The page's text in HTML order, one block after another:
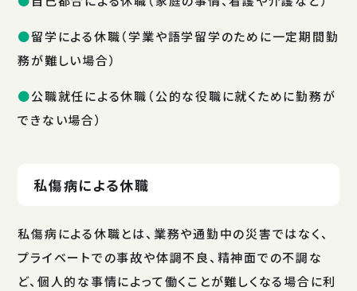
留学による休職（学業や語学留学のために一定期間勤
務が難しい場合）
公職就任による休職（公的な役職に就くために勤務が
できない場合）
私傷病による休職
私傷病による休職とは、業務や通勤中の災害ではなく、
プライベートでの事故や体調不良、精神面での不調な
ど、個人的な事情によって働くことが難しくなる場合に利